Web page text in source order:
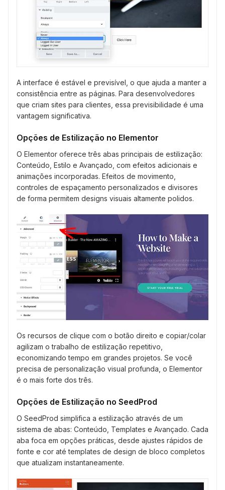
A interface é estável e previsível, o que ajuda a manter a
consistência entre as páginas. Para desenvolvedores
que criam sites para clientes, essa previsibilidade é uma
vantagem significativa.
Opções de Estilização no Elementor
O Elementor oferece três abas principais de estilização:
Conteúdo, Estilo e Avançado, com efeitos adicionais e
animações incorporadas. Efeitos de movimento,
controles de espaçamento personalizados e divisores
de forma permitem designs visuais altamente polidos.
Os recursos de clique com o botão direito e copiar/colar
agilizam o trabalho de estilização repetitivo,
economizando tempo em grandes projetos. Se você
precisa de personalização visual profunda, o Elementor
é o mais forte dos três.
Opções de Estilização no SeedProd
O SeedProd simplifica a estilização através de um
sistema de abas: Conteúdo, Templates e Avançado. Cada
aba foca em opções práticas, desde ajustes rápidos de
fonte e cor até templates de design de bloco completos
que atualizam instantaneamente.